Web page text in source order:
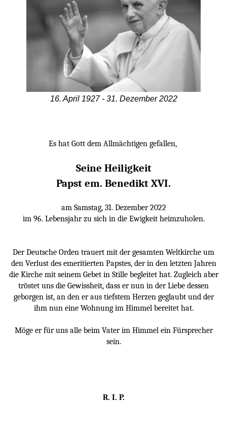
16. April 1927 - 31. Dezember 2022
Es hat Gott dem Allmächtigen gefallen,
Seine Heiligkeit
Papst em. Benedikt XVI.
am Samstag, 31. Dezember 2022
im 96. Lebensjahr zu sich in die Ewigkeit heimzuholen.
Der Deutsche Orden trauert mit der gesamten Weltkirche um
den Verlust des emeritierten Papstes, der in den letzten Jahren
die Kirche mit seinem Gebet in Stille begleitet hat. Zugleich aber
tröstet uns die Gewissheit, dass er nun in der Liebe dessen
geborgen ist, an den er aus tiefstem Herzen geglaubt und der
ihm nun eine Wohnung im Himmel bereitet hat.
Möge er für uns alle beim Vater im Himmel ein Fürsprecher
sein.
R. I. P.